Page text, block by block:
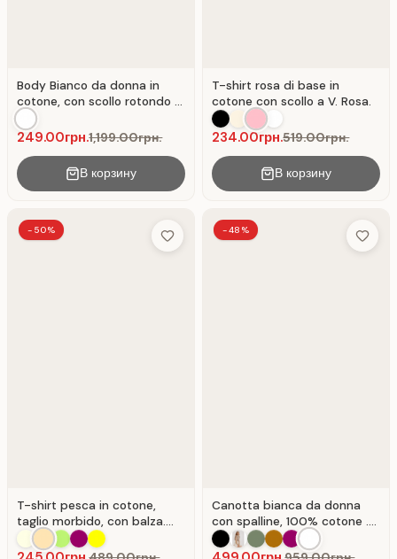
Body Bianco da donna in
cotone, con scollo rotondo e
stampa.
249.00грн.1,199.00грн.
В корзину
T-shirt rosa di base in
cotone con scollo a V. Rosa.
234.00грн.519.00грн.
В корзину
-50%
Add to Wish List
T-shirt pesca in cotone,
taglio morbido, con balza.
Colore Pesca.
-48%
Add to
Canotta bianca da donna
con spalline, 100% cotone .
Bianco.